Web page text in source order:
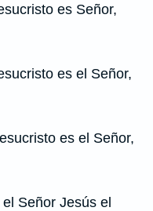
es Señor,
es el Señor,
es el Señor,
Señor Jesús el